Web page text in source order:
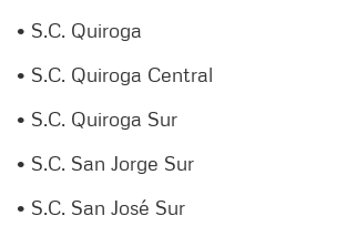
• S.C. Quiroga
• S.C. Quiroga Central
• S.C. Quiroga Sur
• S.C. San Jorge Sur
• S.C. San José Sur